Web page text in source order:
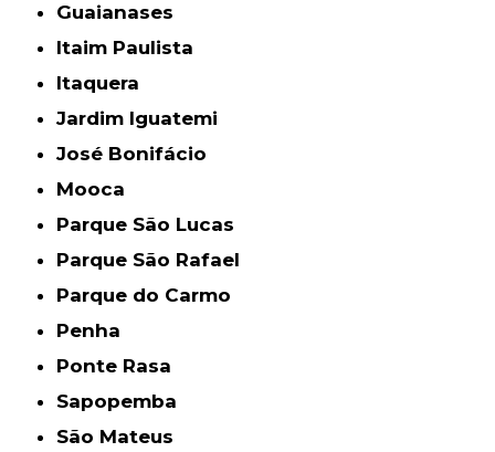
Guaianases
Itaim Paulista
Itaquera
Jardim Iguatemi
José Bonifácio
Mooca
Parque São Lucas
Parque São Rafael
Parque do Carmo
Penha
Ponte Rasa
Sapopemba
São Mateus